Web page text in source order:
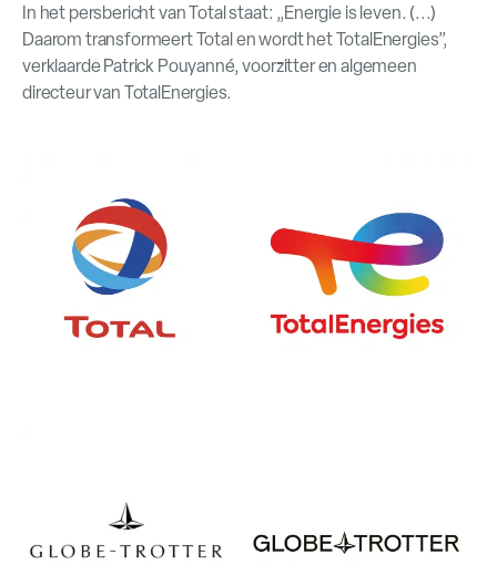
In het persbericht van Total staat: „Energie is leven. (...)
Daarom transformeert Total en wordt het TotalEnergies”,
verklaarde Patrick Pouyanné, voorzitter en algemeen
directeur van TotalEnergies.